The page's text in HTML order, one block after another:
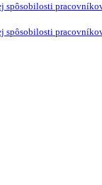
spôsobilosti
spôsobilosti